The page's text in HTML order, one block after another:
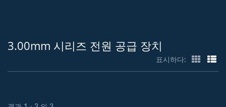
3.00mm 시리즈 전원 공급 장치
표시하다: